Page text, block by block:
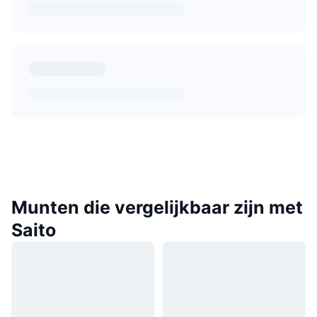
Munten die vergelijkbaar zijn met
Saito